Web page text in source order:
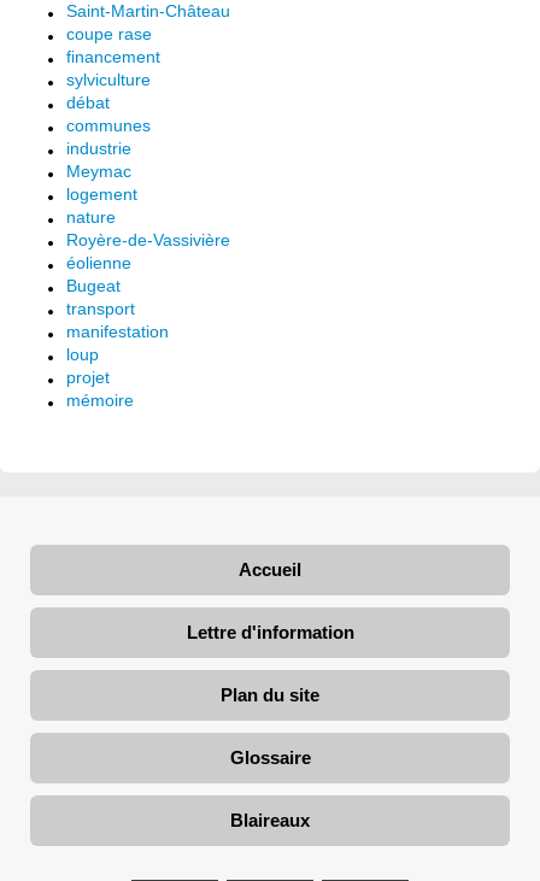
Saint-Martin-Château
coupe rase
financement
sylviculture
débat
communes
industrie
Meymac
logement
nature
Royère-de-Vassivière
éolienne
Bugeat
transport
manifestation
loup
projet
mémoire
Accueil
Lettre d'information
Plan du site
Glossaire
Blaireaux